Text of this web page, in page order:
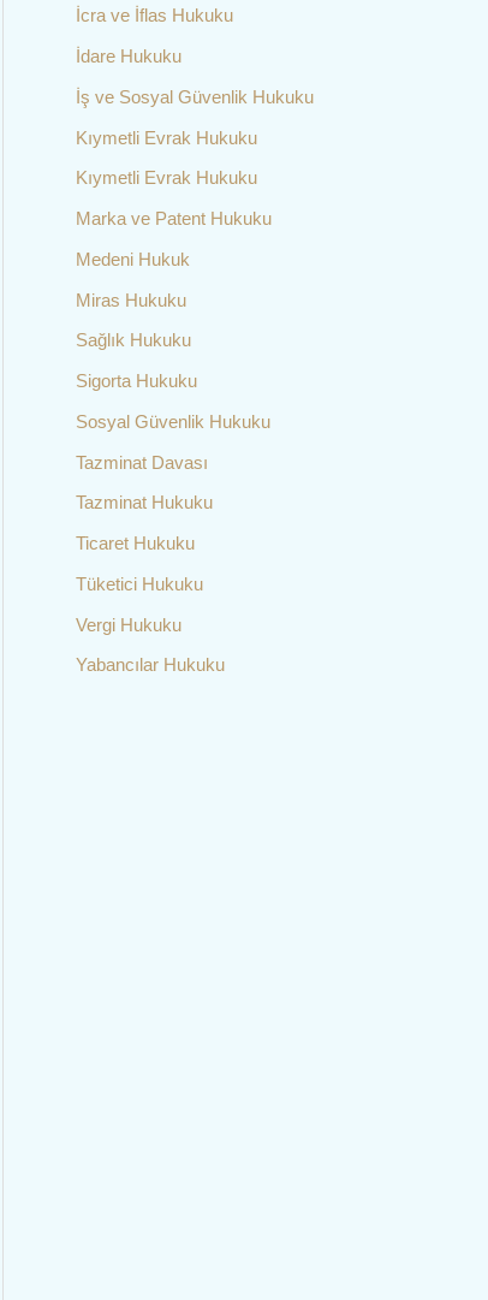
İcra ve İflas Hukuku
İdare Hukuku
İş ve Sosyal Güvenlik Hukuku
Kıymetli Evrak Hukuku
Kıymetli Evrak Hukuku
Marka ve Patent Hukuku
Medeni Hukuk
Miras Hukuku
Sağlık Hukuku
Sigorta Hukuku
Sosyal Güvenlik Hukuku
Tazminat Davası
Tazminat Hukuku
Ticaret Hukuku
Tüketici Hukuku
Vergi Hukuku
Yabancılar Hukuku